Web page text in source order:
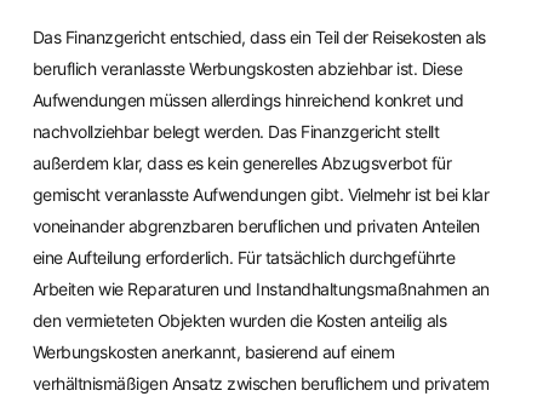
Das Finanzgericht entschied, dass ein Teil der Reisekosten als
beruflich veranlasste Werbungskosten abziehbar ist. Diese
Aufwendungen müssen allerdings hinreichend konkret und
nachvollziehbar belegt werden. Das Finanzgericht stellt
außerdem klar, dass es kein generelles Abzugsverbot für
gemischt veranlasste Aufwendungen gibt. Vielmehr ist bei klar
voneinander abgrenzbaren beruflichen und privaten Anteilen
eine Aufteilung erforderlich. Für tatsächlich durchgeführte
Arbeiten wie Reparaturen und Instandhaltungsmaßnahmen an
den vermieteten Objekten wurden die Kosten anteilig als
Werbungskosten anerkannt, basierend auf einem
verhältnismäßigen Ansatz zwischen beruflichem und privatem